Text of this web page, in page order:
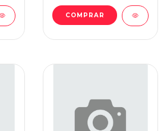
COMPRAR